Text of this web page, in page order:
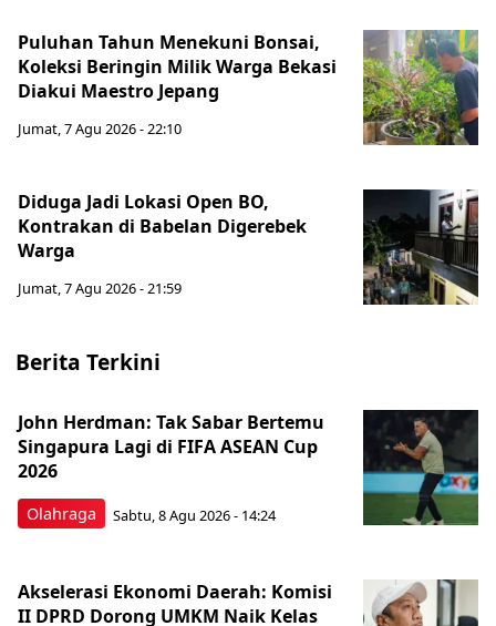
Puluhan Tahun Menekuni Bonsai,
Koleksi Beringin Milik Warga Bekasi
Diakui Maestro Jepang
Jumat, 7 Agu 2026 - 22:10
Diduga Jadi Lokasi Open BO,
Kontrakan di Babelan Digerebek
Warga
Jumat, 7 Agu 2026 - 21:59
Berita Terkini
Olahraga
John Herdman: Tak Sabar Bertemu
Singapura Lagi di FIFA ASEAN Cup
2026
Sabtu, 8 Agu 2026 - 14:24
Akselerasi Ekonomi Daerah: Komisi
II DPRD Dorong UMKM Naik Kelas